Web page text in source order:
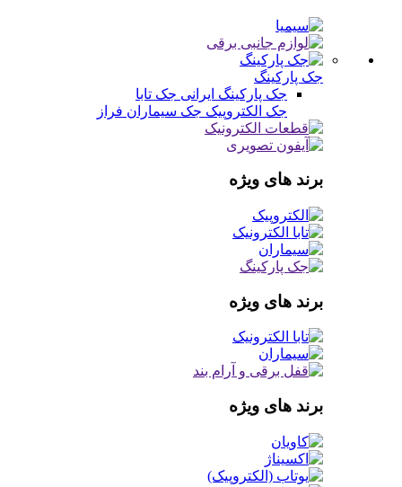
جک پارکینگ
جک پارکینگ ایرانی جک تابا
جک الکتروپیک جک سیماران فراز
برند های ویژه
برند های ویژه
برند های ویژه